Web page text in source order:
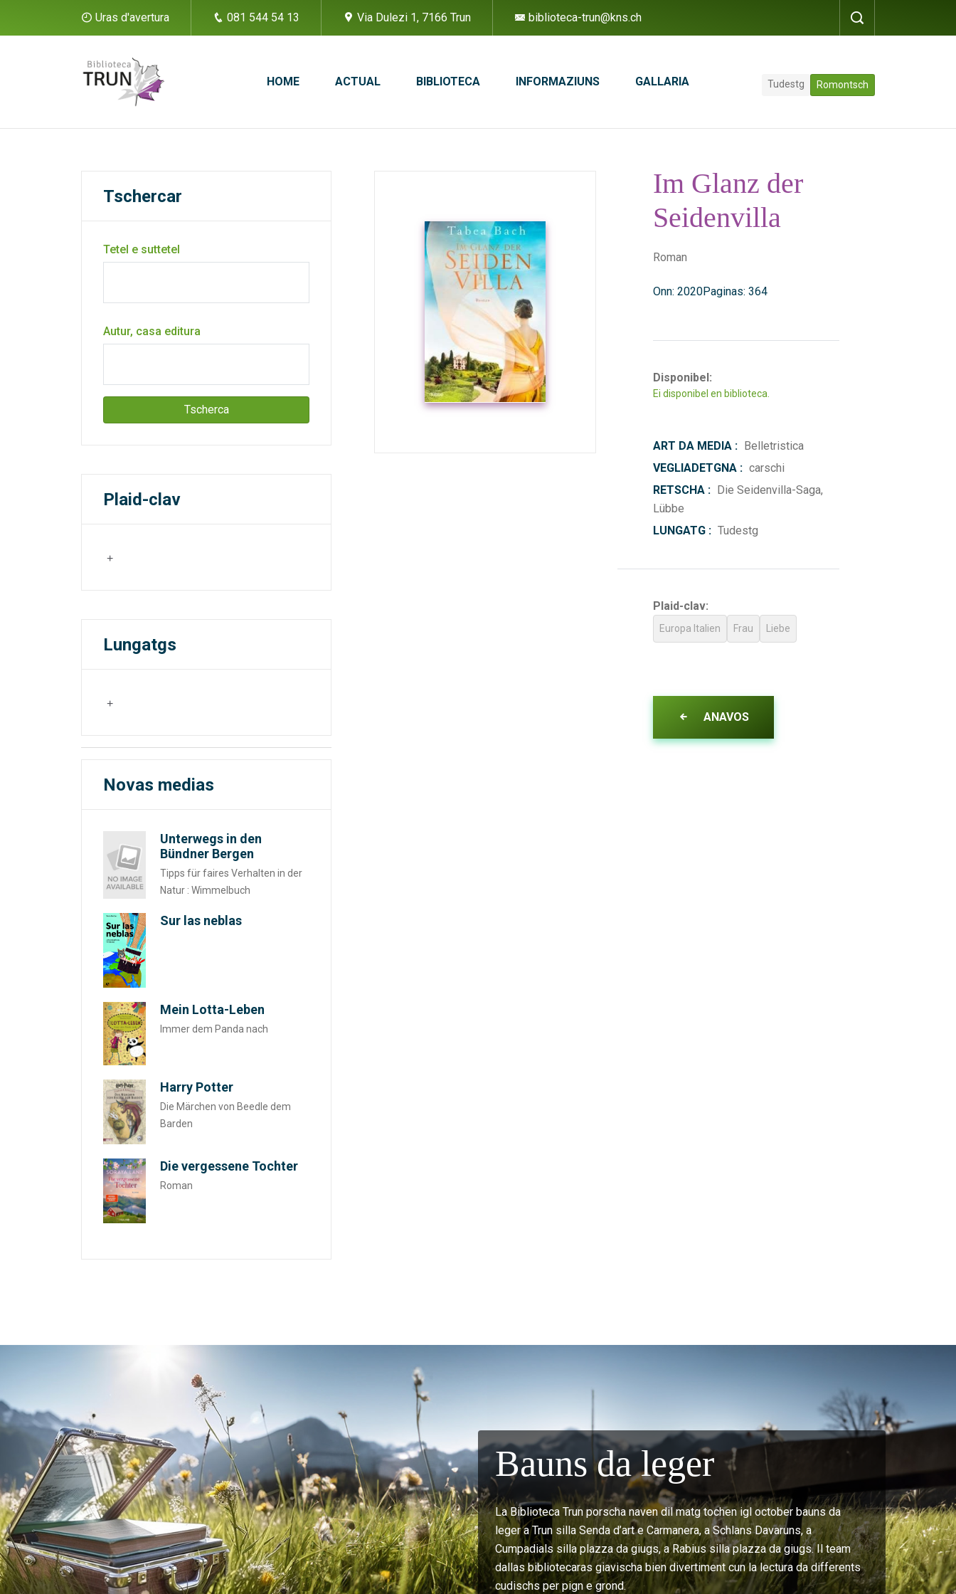
Uras d'avertura 081 544 54 13 Via Dulezi 1, 7166 Trun biblioteca-trun@kns.ch
HOME ACTUAL BIBLIOTECA INFORMAZIUNS GALLARIA Tudestg Romontsch
Tschercar
Tetel e suttetel
Autur, casa editura
Tscherca
Plaid-clav
Lungatgs
Novas medias
Unterwegs in den
Bündner Bergen
Tipps für faires Verhalten in der
Natur : Wimmelbuch
Sur las neblas
Mein Lotta-Leben
Immer dem Panda nach
Harry Potter
Die Märchen von Beedle dem
Barden
Die vergessene Tochter
Roman
Im Glanz der
Seidenvilla
Roman
Onn: 2020Paginas: 364
Disponibel:
Ei disponibel en biblioteca.
ART DA MEDIA : Belletristica
VEGLIADETGNA : carschi
RETSCHA : Die Seidenvilla-Saga,
Lübbe
LUNGATG : Tudestg
Plaid-clav:
Europa Italien Frau Liebe
ANAVOS
Bauns da leger
La Biblioteca Trun porscha naven dil matg tochen igl october bauns da
leger a Trun silla Senda d’art e Carmanera, a Schlans Davaruns, a
Cumpadials silla plazza da giugs, a Rabius silla plazza da giugs. Il team
dallas bibliotecaras giavischa bien divertiment cun la lectura da differents
cudischs per pign e grond.